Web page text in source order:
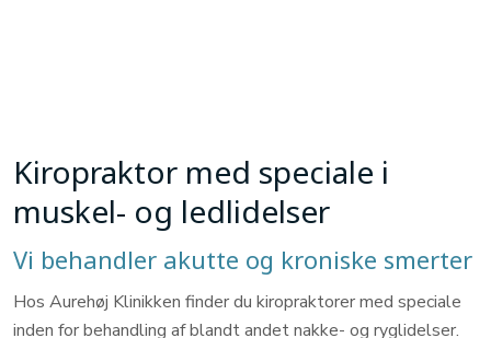
Kiropraktor med speciale i
muskel- og ledlidelser
Vi behandler akutte og kroniske smerter
Hos Aurehøj Klinikken finder du kiropraktorer med speciale
inden for behandling af blandt andet nakke- og ryglidelser.